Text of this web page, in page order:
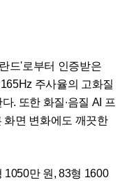
드'로부터 인증받은
주사율의 고화질
. 또한 화질∙음질 AI 프
화면 변화에도 깨끗한
1050만 원, 83형 1600